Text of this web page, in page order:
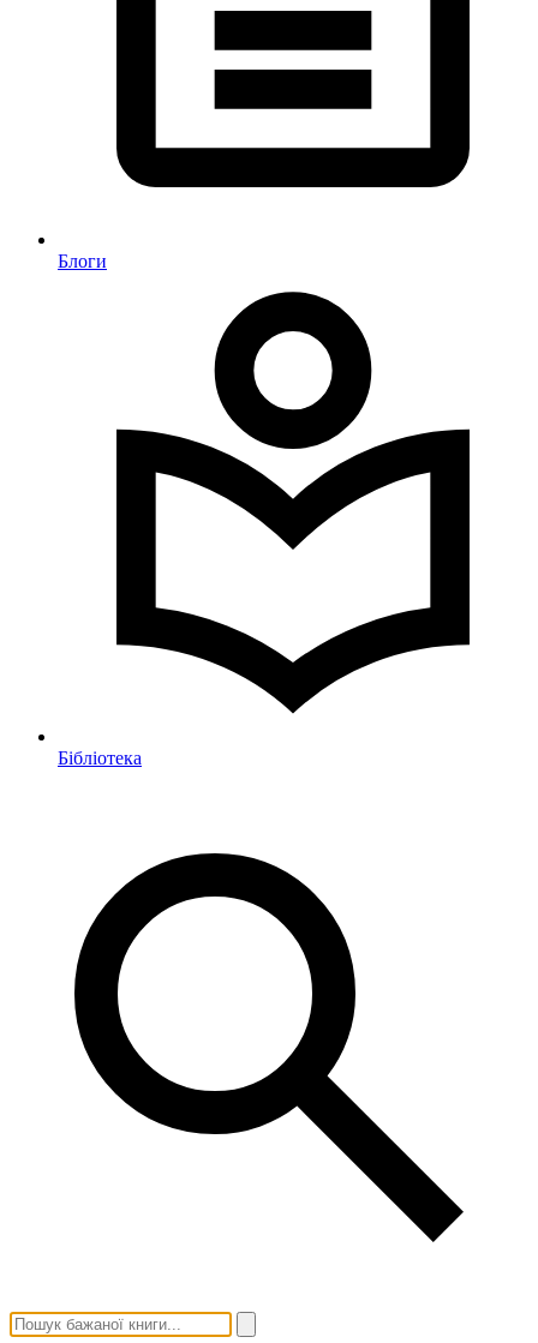
Блоги
Бібліотека